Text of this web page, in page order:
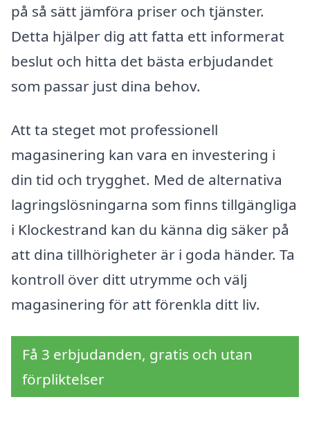
på så sätt jämföra priser och tjänster.
Detta hjälper dig att fatta ett informerat
beslut och hitta det bästa erbjudandet
som passar just dina behov.
Att ta steget mot professionell
magasinering kan vara en investering i
din tid och trygghet. Med de alternativa
lagringslösningarna som finns tillgängliga
i Klockestrand kan du känna dig säker på
att dina tillhörigheter är i goda händer. Ta
kontroll över ditt utrymme och välj
magasinering för att förenkla ditt liv.
Få 3 erbjudanden, gratis och utan
förpliktelser